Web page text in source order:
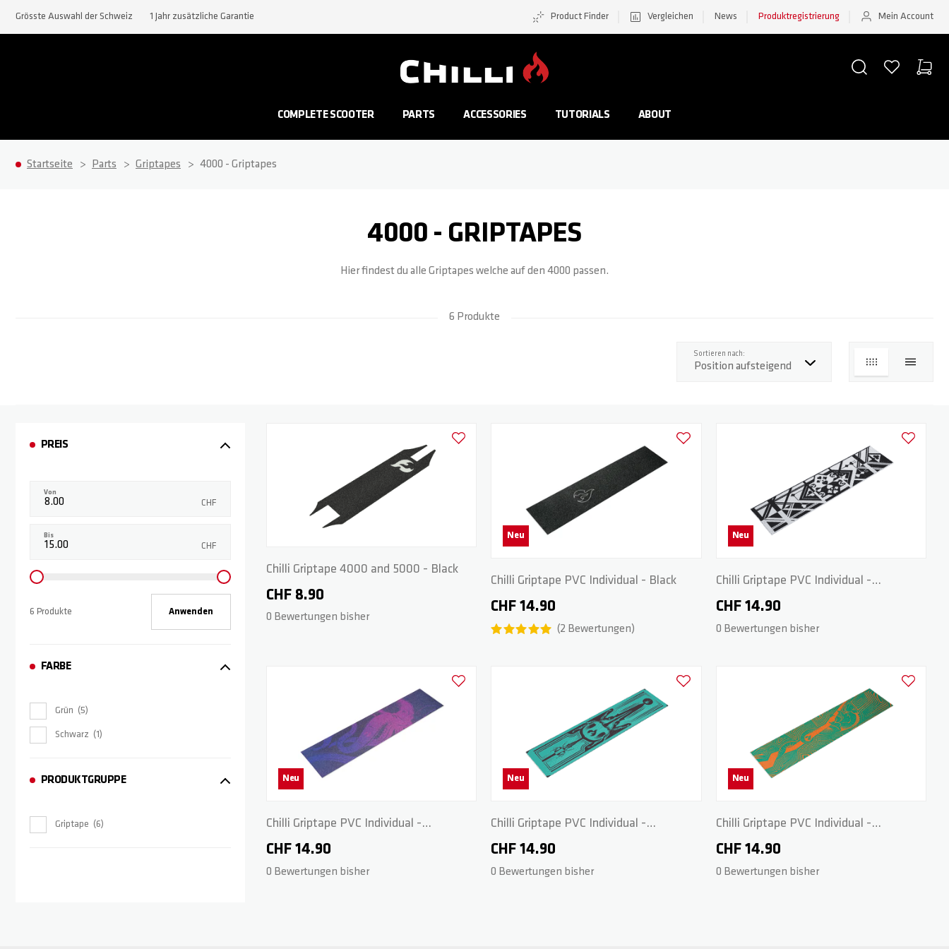
Grösste Auswahl der Schweiz 1 Jahr zusätzliche Garantie Product Finder Vergleichen News Produktregistrierung Mein Account
COMPLETE SCOOTER PARTS ACCESSORIES TUTORIALS ABOUT
SUCHE WUNSCHZETTEL
Startseite Parts Griptapes 4000 - Griptapes
4000 - GRIPTAPES
Hier findest du alle Griptapes welche auf den 4000 passen.
6 Produkte
Sortieren nach:
LISTE LISTE
PREIS
Von
CHF
Bis
CHF
6 Produkte Anwenden
FARBE
Grün 5
Schwarz 1
PRODUKTGRUPPE
Griptape 6
Chilli Griptape 4000 and 5000 - Black
CHF 8.90
0 Bewertungen bisher
Zur Wunschliste hinzufügen
Neu
Chilli Griptape PVC Individual - Black
CHF 14.90
2 Bewertungen
Zur Wunschliste hinzufügen
Neu
Chilli Griptape PVC Individual -
Black/White
CHF 14.90
0 Bewertungen bisher
Zur
Neu
Chilli Griptape PVC Individual -
Purple/Pink
CHF 14.90
0 Bewertungen bisher
Zur Wunschliste hinzufügen
Neu
Chilli Griptape PVC Individual -
Blue/Black
CHF 14.90
0 Bewertungen bisher
Zur Wunschliste hinzufügen
Neu
Chilli Griptape PVC Individual -
Green/Orange
CHF 14.90
0 Bewertungen bisher
Zur